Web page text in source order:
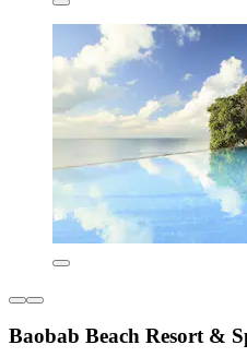
Baobab Beach Resort &